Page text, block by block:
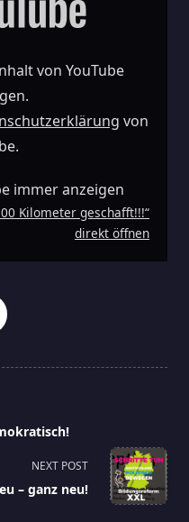
von YouTube
von
immer anzeigen
Kilometer geschafft!!!“
direkt öffnen
NEXT POST
– ganz neu!